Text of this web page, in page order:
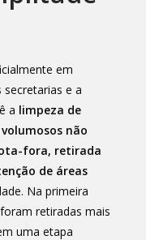
em
e a
a limpeza de
não
fora, retirada
de áreas
Na primeira
retiradas mais
uma etapa